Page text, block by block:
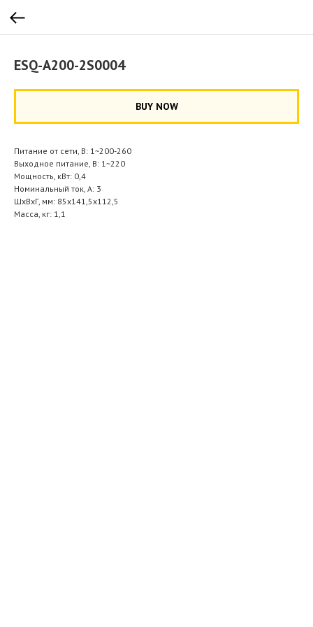
ESQ-A200-2S0004
BUY NOW
Питание от сети, В: 1~200-260
Выходное питание, В: 1~220
Мощность, кВт: 0,4
Номинальный ток, А: 3
ШхВхГ, мм: 85x141,5x112,5
Масса, кг: 1,1